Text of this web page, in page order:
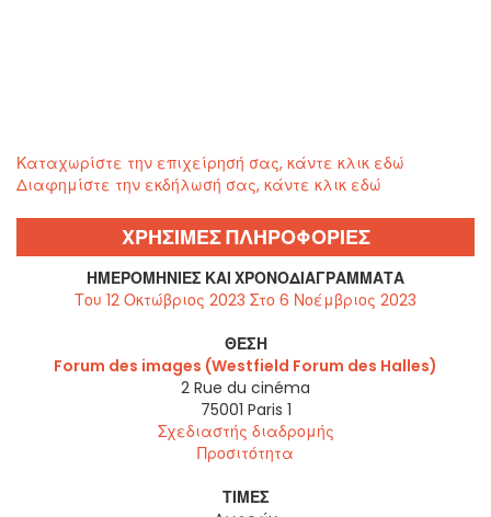
Καταχωρίστε την επιχείρησή σας, κάντε κλικ εδώ
Διαφημίστε την εκδήλωσή σας, κάντε κλικ εδώ
ΧΡΗΣΙΜΕΣ ΠΛΗΡΟΦΟΡΙΕΣ
ΗΜΕΡΟΜΗΝΊΕΣ ΚΑΙ ΧΡΟΝΟΔΙΑΓΡΆΜΜΑΤΑ
Του 12 Οκτώβριος 2023 Στο 6 Νοέμβριος 2023
ΘΈΣΗ
Forum des images (Westfield Forum des Halles)
2 Rue du cinéma
75001 Paris 1
Σχεδιαστής διαδρομής
Προσιτότητα
ΤΙΜΈΣ